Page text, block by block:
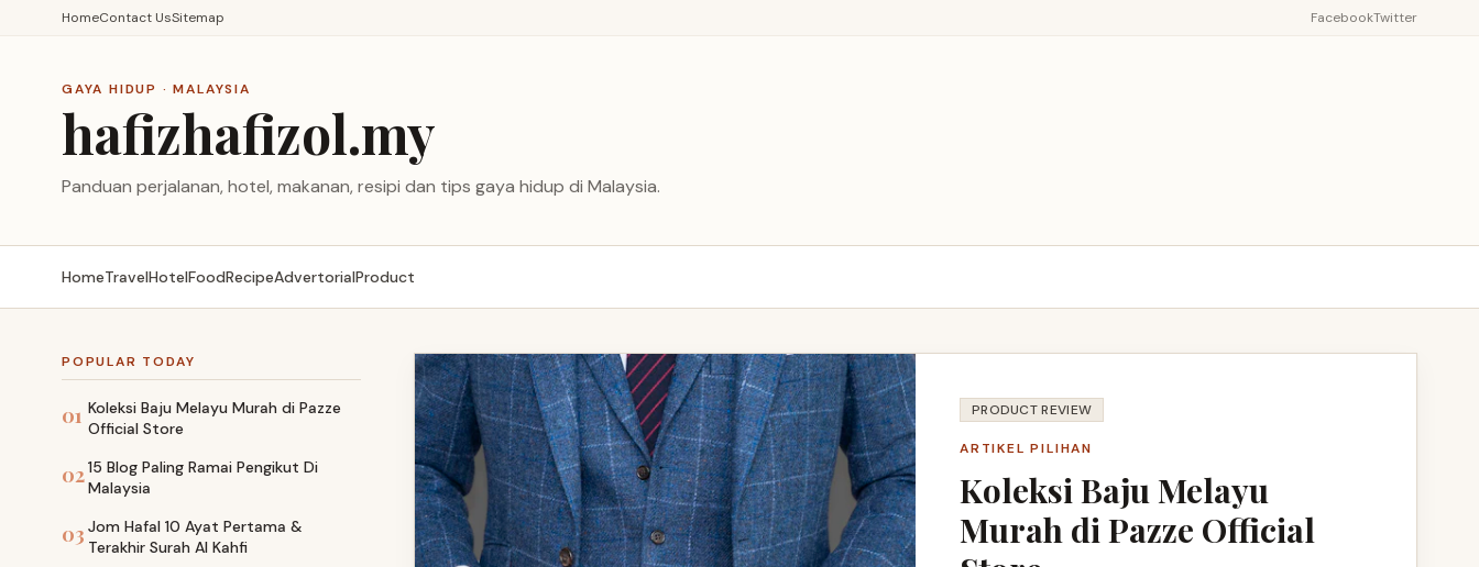
HomeContact UsSitemap FacebookTwitter
GAYA HIDUP · MALAYSIA
hafizhafizol.my
Panduan perjalanan, hotel, makanan, resipi dan tips gaya hidup di Malaysia.
HomeTravelHotelFoodRecipeAdvertorialProduct
POPULAR TODAY
01 Koleksi Baju Melayu Murah di Pazze
Official Store
0215 Blog Paling Ramai Pengikut Di
Malaysia
03 Jom Hafal 10 Ayat Pertama &
Terakhir Surah Al Kahfi
PRODUCT REVIEW
ARTIKEL PILIHAN
Koleksi Baju Melayu
Murah di Pazze Official